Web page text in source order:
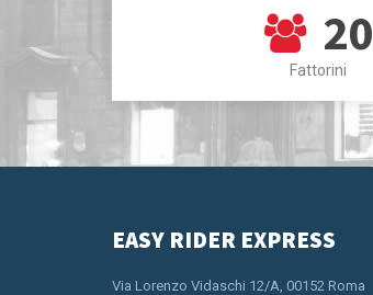
20
Fattorini
EASY RIDER EXPRESS
Via Lorenzo Vidaschi 12/A, 00152 Roma